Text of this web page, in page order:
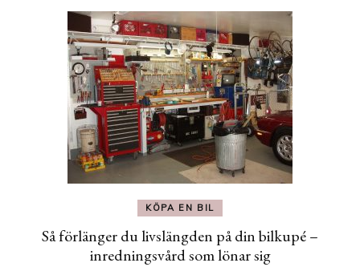
KÖPA EN BIL
Så förlänger du livslängden på din bilkupé –
inredningsvård som lönar sig